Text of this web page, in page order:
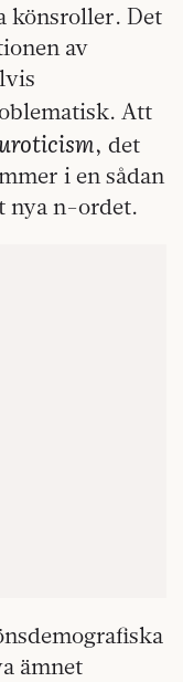
könsroller. Det
av
Att
, det
i en sådan
nya n-ordet.
ämnet